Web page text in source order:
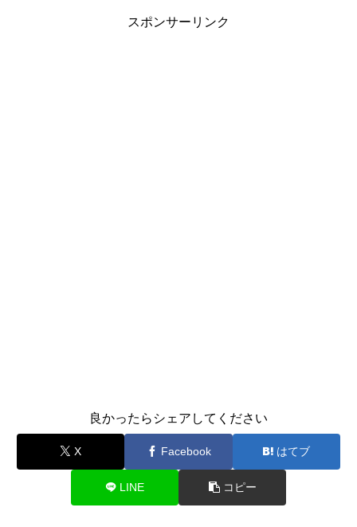
スポンサーリンク
良かったらシェアしてください
X Facebook はてブ
LINE コピー